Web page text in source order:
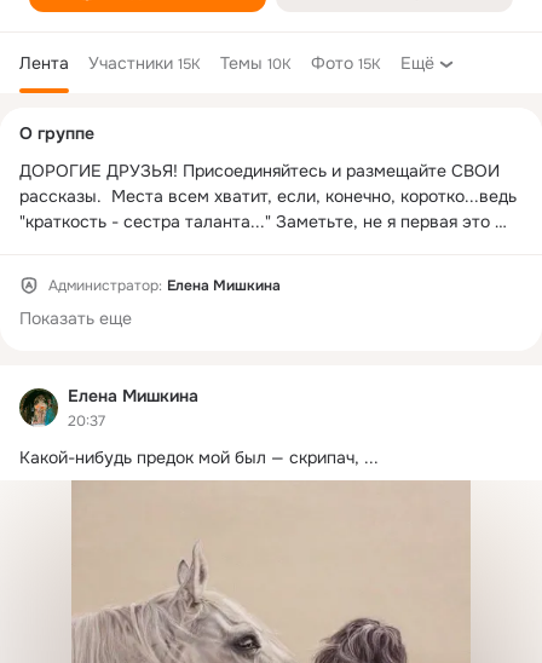
Лента Участники 15K Темы 10K Фото 15K Ещё
Елена Мишкина
20:37
Какой-нибудь предок мой был — скрипач, ...
колонка
О группе
ДОРОГИЕ ДРУЗЬЯ! Присоединяйтесь и размещайте СВОИ
рассказы.  Места всем хватит, если, конечно, коротко...ведь
"краткость - сестра таланта..." Заметьте, не я первая это
Администратор: Елена Мишкина
Показать еще